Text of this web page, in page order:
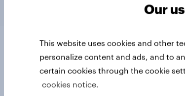
Our
This website uses cookies and other
personalize content and ads, and to
certain cookies through the cookie
cookies notice.